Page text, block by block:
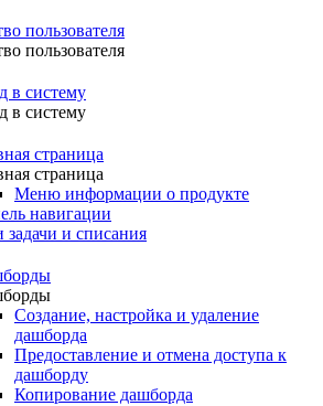
пользователя
пользователя
в систему
в систему
страница
страница
Меню информации о продукте
навигации
и списания
Создание, настройка и удаление
дашборда
Предоставление и отмена доступа к
дашборду
Копирование дашборда